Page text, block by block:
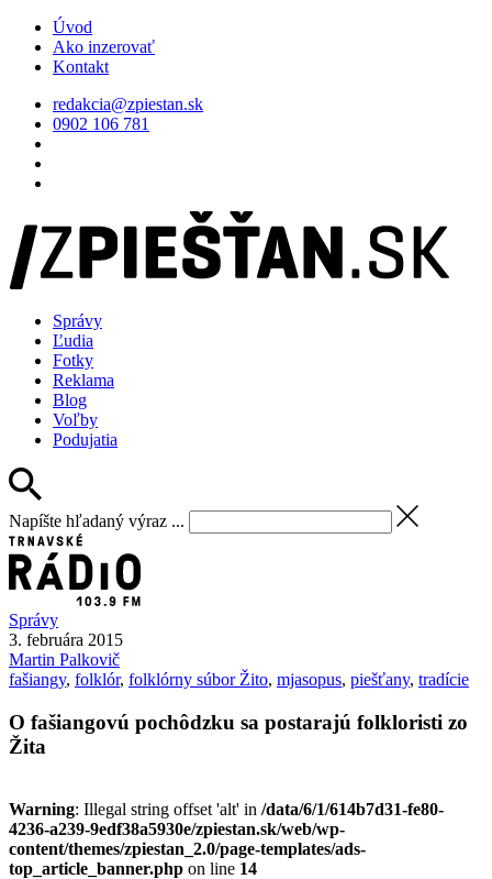
Úvod
Ako inzerovať
Kontakt
redakcia@zpiestan.sk
0902 106 781
Správy
Ľudia
Fotky
Reklama
Blog
Voľby
Podujatia
Napíšte hľadaný výraz ...
Správy
3. februára 2015
Martin Palkovič
fašiangy, folklór, folklórny súbor Žito, mjasopus, piešťany, tradície
O fašiangovú pochôdzku sa postarajú folkloristi zo
Žita
Warning: Illegal string offset 'alt' in /data/6/1/614b7d31-fe80-
4236-a239-9edf38a5930e/zpiestan.sk/web/wp-
content/themes/zpiestan_2.0/page-templates/ads-
top_article_banner.php on line 14